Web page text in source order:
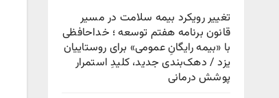
تغییر رویکرد بیمه سلامت در مسیر
قانون برنامه هفتم توسعه ؛ خداحافظی
با «بیمه رایگانِ عمومی» برای روستاییان
یزد / دهک‌بندی جدید، کلیدِ استمرار
پوشش درمانی